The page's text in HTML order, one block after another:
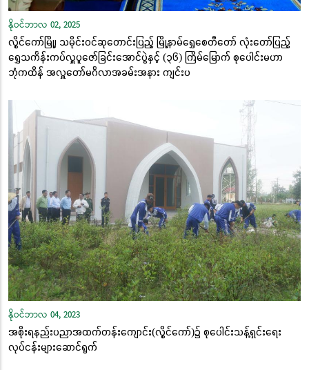
နိုဝင်ဘာလ 02, 2025
လွိုင်ကော်မြို့၊ သမိုင်းဝင်ဆုတောင်းပြည့် မြို့နာမ်ရွှေစေတီတော် လုံးတော်ပြည့်
ရွှေသင်္ကန်းကပ်လှူပူဇော်ခြင်းအောင်ပွဲနှင့် (၃၆) ကြိမ်မြောက် စုပေါင်းမဟာ
ဘုံကထိန် အလှူတော်မင်္ဂလာအခမ်းအနား ကျင်းပ
နိုဝင်ဘာလ 04, 2023
အစိုးရနည်းပညာအထက်တန်းကျောင်း(လွိုင်ကော်)၌ စုပေါင်းသန့်ရှင်းရေး
လုပ်ငန်းများဆောင်ရွက်